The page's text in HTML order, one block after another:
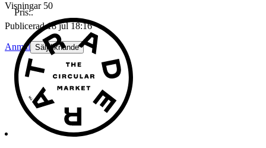
Visningar 50
Publicerad 18 jul 18:16
Anmäl Sälj liknande
Pris:.